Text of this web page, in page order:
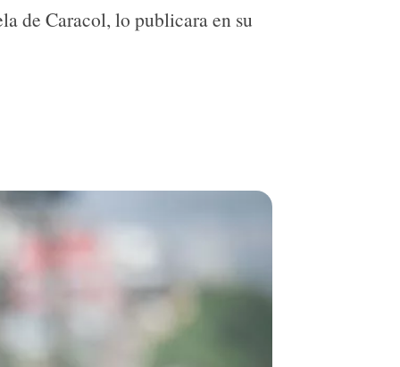
de Caracol, lo publicara en su